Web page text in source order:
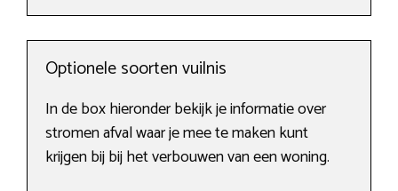
Optionele soorten vuilnis
In de box hieronder bekijk je informatie over
stromen afval waar je mee te maken kunt
krijgen bij bij het verbouwen van een woning.